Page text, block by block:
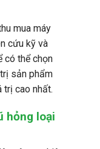
mua máy
cứu kỹ và
có thể chọn
sản phẩm
trị cao nhất.
hỏng loại